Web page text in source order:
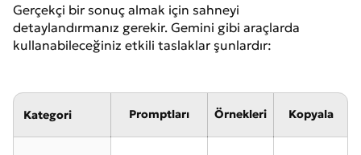
Gerçekçi bir sonuç almak için sahneyi
detaylandırmanız gerekir. Gemini gibi araçlarda
kullanabileceğiniz etkili taslaklar şunlardır:
Kategori Promptları Örnekleri Kopyala